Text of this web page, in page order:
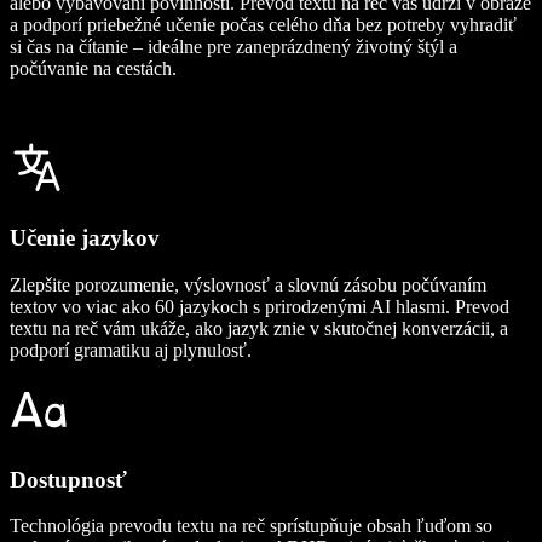
a podporí priebežné učenie počas celého dňa bez potreby vyhradiť
si čas na čítanie – ideálne pre zaneprázdnený životný štýl a
počúvanie na cestách.
Učenie jazykov
Zlepšite porozumenie, výslovnosť a slovnú zásobu počúvaním
textov vo viac ako 60 jazykoch s prirodzenými AI hlasmi. Prevod
textu na reč vám ukáže, ako jazyk znie v skutočnej konverzácii, a
podporí gramatiku aj plynulosť.
Dostupnosť
Technológia prevodu textu na reč sprístupňuje obsah ľuďom so